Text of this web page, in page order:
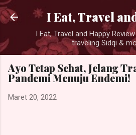
Langsung ke
I Eat, Travel
I Eat, Travel and Happy
traveling Sidqi &
Ayo Tetap Sehat, Jelang
Pandemi Menuju Endemi!
Maret 20, 2022